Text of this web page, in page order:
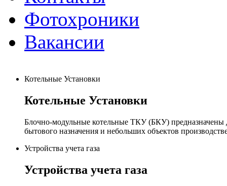
Фотохроники
Вакансии
Котельные Установки
Котельные Установки
Блочно-модульные котельные ТКУ (БКУ) предназначены
бытового назначения и небольших объектов
Устройства учета газа
Устройства учета газа